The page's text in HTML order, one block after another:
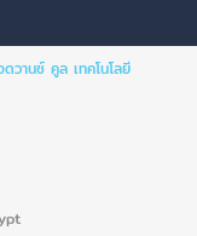
านซ์ คูล เทคโนโลยี